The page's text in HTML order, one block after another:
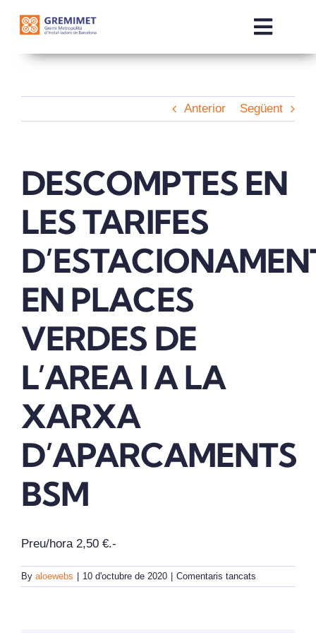
Toggle
COMERCIALITZADORES
NOTÍCIES
OTE
REVISTA DIGITAL
CONTACTE
INICIA SESSIÓ
Anterior Següent
DESCOMPTES EN
LES TARIFES
EN PLACES
VERDES DE
L’AREA I A LA
XARXA
D’APARCAMENTS
BSM
Preu/hora 2,50 €.-
By aloewebs 10 d'octubre de 2020 Comentaris tancats